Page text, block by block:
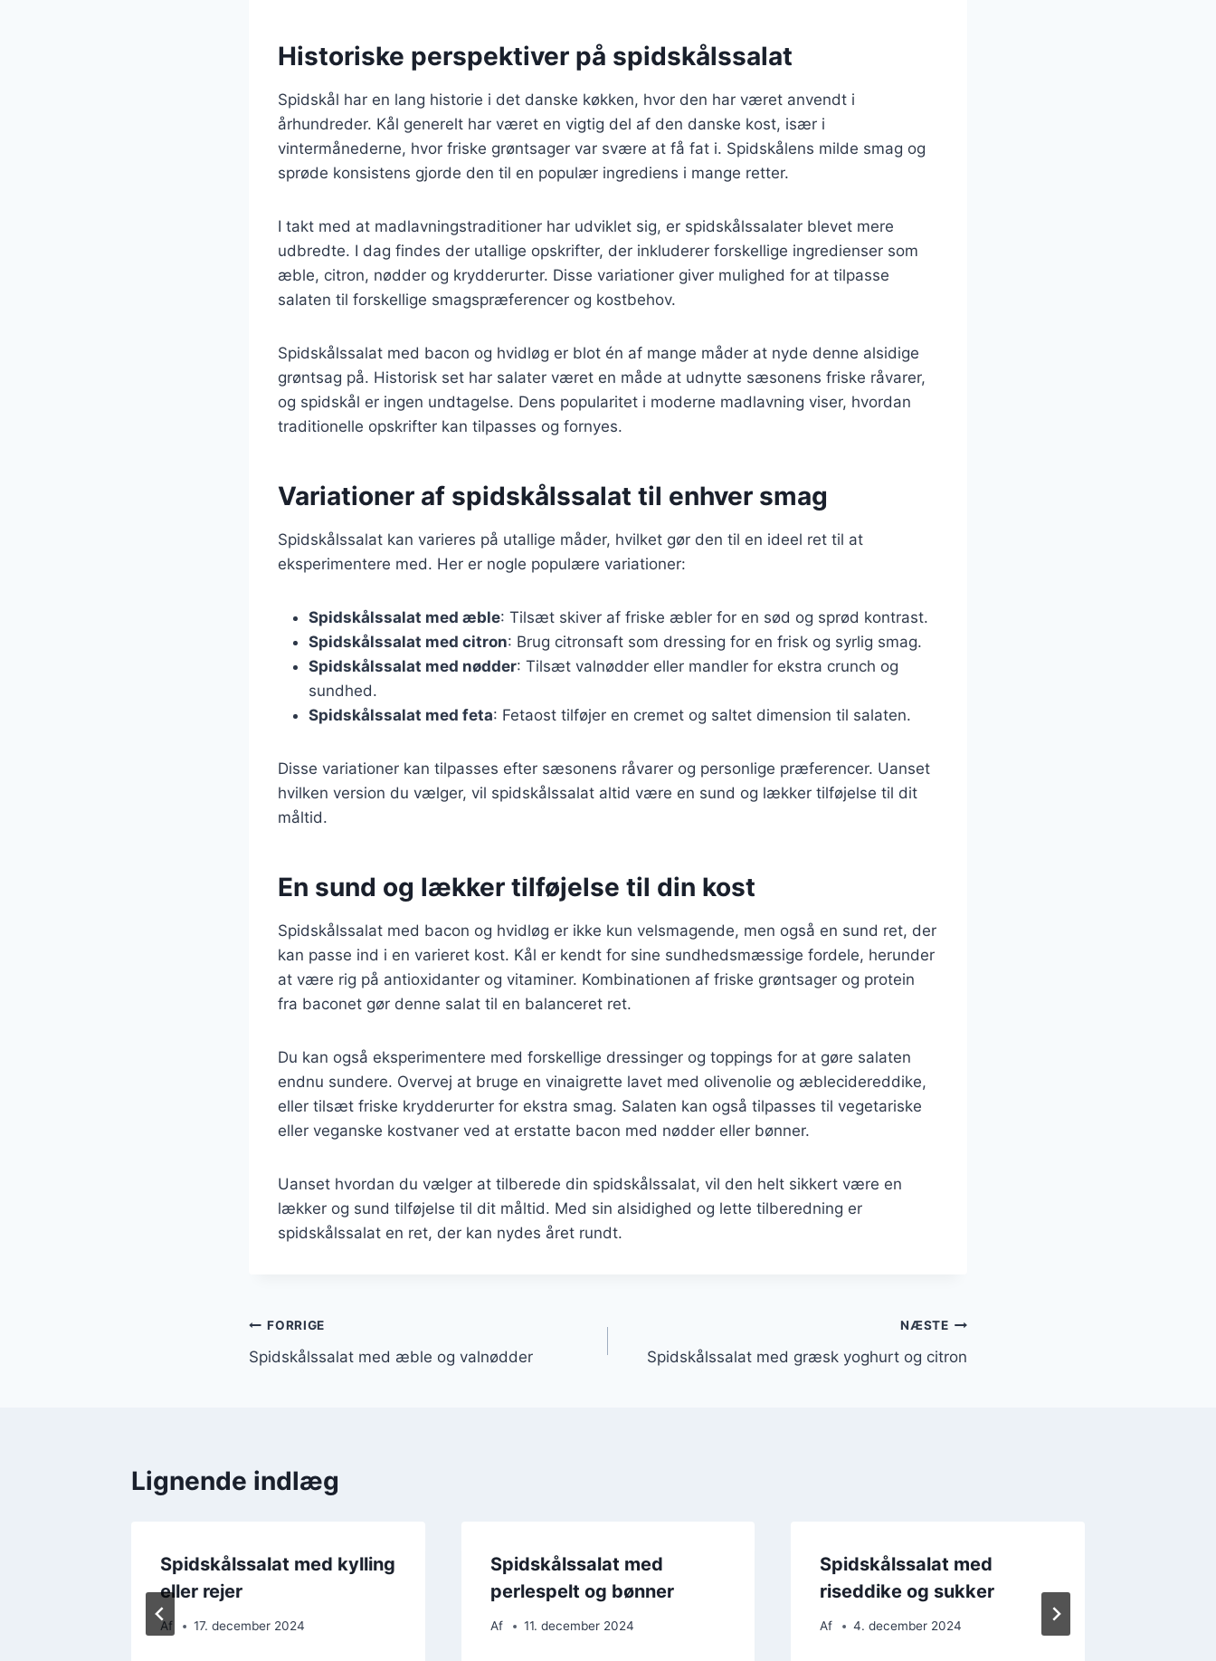
Historiske perspektiver på spidskålssalat
Spidskål har en lang historie i det danske køkken, hvor den har været anvendt i
århundreder. Kål generelt har været en vigtig del af den danske kost, især i
vintermånederne, hvor friske grøntsager var svære at få fat i. Spidskålens milde smag og
sprøde konsistens gjorde den til en populær ingrediens i mange retter.
I takt med at madlavningstraditioner har udviklet sig, er spidskålssalater blevet mere
udbredte. I dag findes der utallige opskrifter, der inkluderer forskellige ingredienser som
æble, citron, nødder og krydderurter. Disse variationer giver mulighed for at tilpasse
salaten til forskellige smagspræferencer og kostbehov.
Spidskålssalat med bacon og hvidløg er blot én af mange måder at nyde denne alsidige
grøntsag på. Historisk set har salater været en måde at udnytte sæsonens friske råvarer,
og spidskål er ingen undtagelse. Dens popularitet i moderne madlavning viser, hvordan
traditionelle opskrifter kan tilpasses og fornyes.
Variationer af spidskålssalat til enhver smag
Spidskålssalat kan varieres på utallige måder, hvilket gør den til en ideel ret til at
eksperimentere med. Her er nogle populære variationer:
Spidskålssalat med æble: Tilsæt skiver af friske æbler for en sød og sprød kontrast.
Spidskålssalat med citron: Brug citronsaft som dressing for en frisk og syrlig smag.
Spidskålssalat med nødder: Tilsæt valnødder eller mandler for ekstra crunch og
sundhed.
Spidskålssalat med feta: Fetaost tilføjer en cremet og saltet dimension til salaten.
Disse variationer kan tilpasses efter sæsonens råvarer og personlige præferencer. Uanset
hvilken version du vælger, vil spidskålssalat altid være en sund og lækker tilføjelse til dit
måltid.
En sund og lækker tilføjelse til din kost
Spidskålssalat med bacon og hvidløg er ikke kun velsmagende, men også en sund ret, der
kan passe ind i en varieret kost. Kål er kendt for sine sundhedsmæssige fordele, herunder
at være rig på antioxidanter og vitaminer. Kombinationen af friske grøntsager og protein
fra baconet gør denne salat til en balanceret ret.
Du kan også eksperimentere med forskellige dressinger og toppings for at gøre salaten
endnu sundere. Overvej at bruge en vinaigrette lavet med olivenolie og æblecidereddike,
eller tilsæt friske krydderurter for ekstra smag. Salaten kan også tilpasses til vegetariske
eller veganske kostvaner ved at erstatte bacon med nødder eller bønner.
Uanset hvordan du vælger at tilberede din spidskålssalat, vil den helt sikkert være en
lækker og sund tilføjelse til dit måltid. Med sin alsidighed og lette tilberedning er
spidskålssalat en ret, der kan nydes året rundt.
Indlægsnavigation
FORRIGE
Spidskålssalat med æble og valnødder
NÆSTE
Spidskålssalat med græsk yoghurt og citron
Lignende indlæg
Spidskålssalat med kylling
eller rejer
Af 17. december 2024
Spidskålssalat med
perlespelt og bønner
Af 11. december 2024
Spidskålssalat med
riseddike og sukker
Af 4. december 2024